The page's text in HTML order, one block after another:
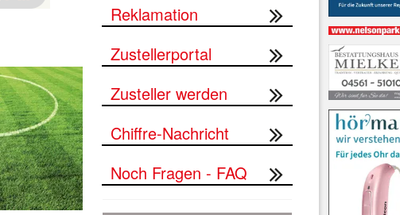
Reklamation
Zustellerportal
Zusteller werden
Chiffre-Nachricht
Noch Fragen - FAQ